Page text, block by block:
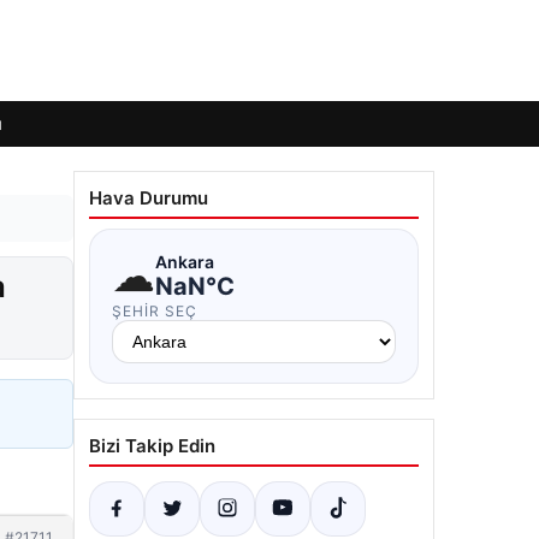
Hava Durumu
☁Ankara
NaN°C
ŞEHIR SEÇ
Bizi Takip Edin